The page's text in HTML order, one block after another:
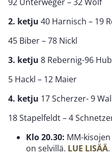
2. ketju 40 Harnisch – 19
45 Biber – 78 Nickl
3. ketju 8 Rebernig-96
5 Hackl – 12 Maier
4. ketju 17 Scherzer- 9
18 Stapelfeldt – 4
Klo 20.30: MM-
on selvillä. LUE LISÄÄ.